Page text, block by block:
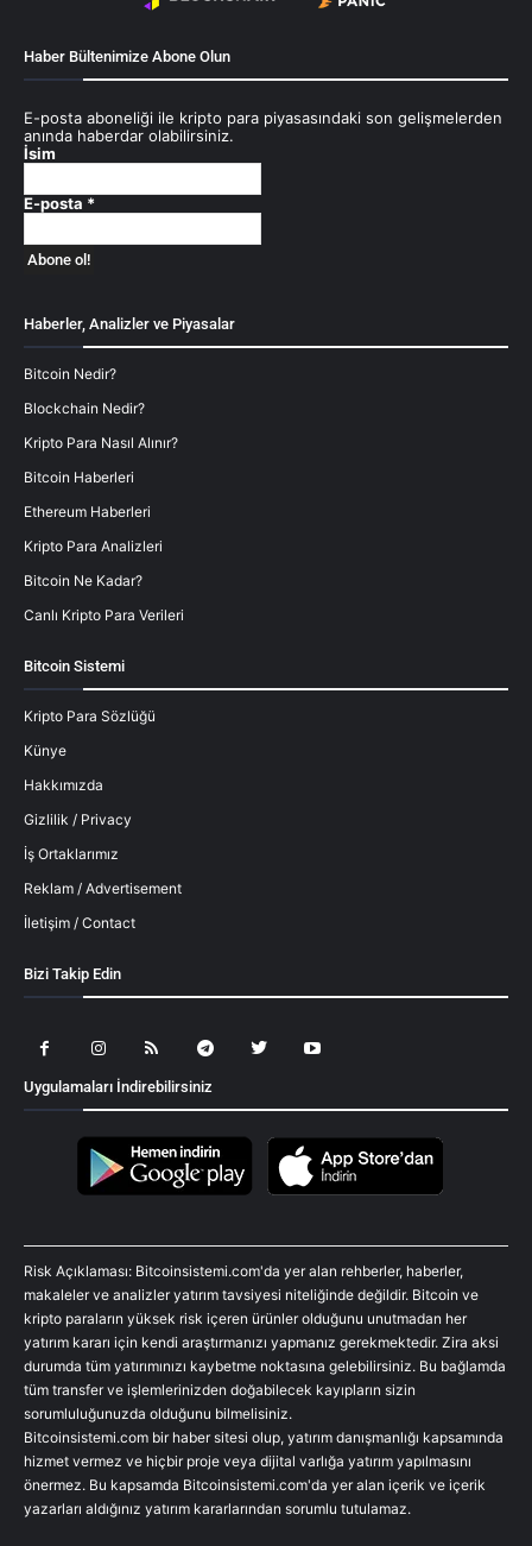
Haber Bültenimize Abone Olun
E-posta aboneliği ile kripto para piyasasındaki son gelişmelerden
anında haberdar olabilirsiniz.
İsim
E-posta *
Haberler, Analizler ve Piyasalar
Bitcoin Nedir?
Blockchain Nedir?
Kripto Para Nasıl Alınır?
Bitcoin Haberleri
Ethereum Haberleri
Kripto Para Analizleri
Bitcoin Ne Kadar?
Canlı Kripto Para Verileri
Bitcoin Sistemi
Kripto Para Sözlüğü
Künye
Hakkımızda
Gizlilik / Privacy
İş Ortaklarımız
Reklam / Advertisement
İletişim / Contact
Bizi Takip Edin
Uygulamaları İndirebilirsiniz
Risk Açıklaması: Bitcoinsistemi.com'da yer alan rehberler, haberler,
makaleler ve analizler yatırım tavsiyesi niteliğinde değildir. Bitcoin ve
kripto paraların yüksek risk içeren ürünler olduğunu unutmadan her
yatırım kararı için kendi araştırmanızı yapmanız gerekmektedir. Zira aksi
durumda tüm yatırımınızı kaybetme noktasına gelebilirsiniz. Bu bağlamda
tüm transfer ve işlemlerinizden doğabilecek kayıpların sizin
sorumluluğunuzda olduğunu bilmelisiniz.
Bitcoinsistemi.com bir haber sitesi olup, yatırım danışmanlığı kapsamında
hizmet vermez ve hiçbir proje veya dijital varlığa yatırım yapılmasını
önermez. Bu kapsamda Bitcoinsistemi.com'da yer alan içerik ve içerik
yazarları aldığınız yatırım kararlarından sorumlu tutulamaz.